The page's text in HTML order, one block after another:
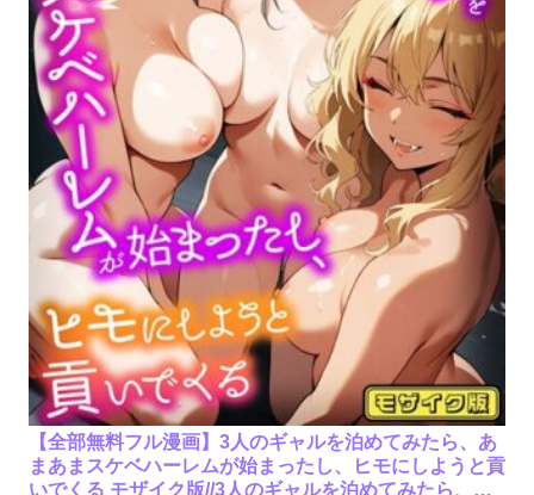
【全部無料フル漫画】3人のギャルを泊めてみたら、あ
まあまスケベハーレムが始まったし、ヒモにしようと貢
いでくる モザイク版//3人のギャルを泊めてみたら、あ